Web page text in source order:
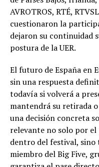
AVROTROS, RTÉ,
cuestionaron la
dejaron su continuidad
postura de la UER.
El futuro de España en
sin una respuesta
todavía si volverá a
mantendrá su retirada
una decisión concreta
relevante no solo por el
dentro del festival, sino
miembro del Big Five,